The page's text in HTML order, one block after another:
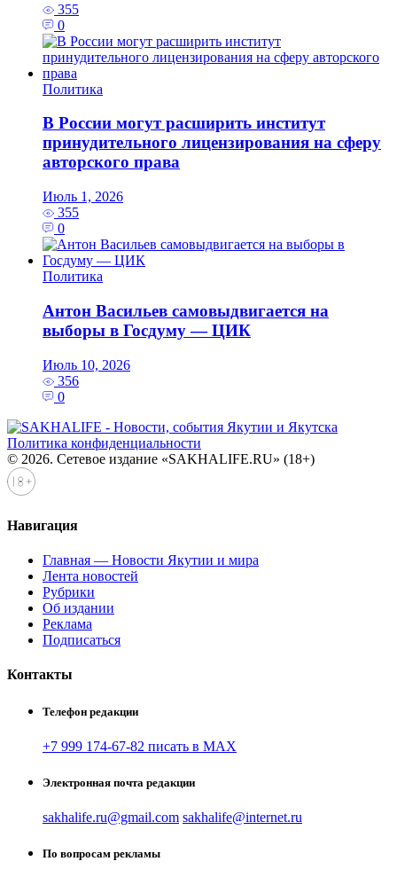
355
0
Политика
В России могут расширить институт
принудительного лицензирования на сферу
авторского права
Июль 1, 2026
355
0
Политика
Антон Васильев самовыдвигается на
выборы в Госдуму — ЦИК
Июль 10, 2026
356
0
Политика конфиденциальности
© 2026. Сетевое издание «SAKHALIFE.RU» (18+)
Навигация
Главная — Новости Якутии и мира
Лента новостей
Рубрики
Об издании
Реклама
Подписаться
Контакты
Телефон редакции
+7 999 174-67-82 писать в MAX
Электронная почта редакции
sakhalife.ru@gmail.com sakhalife@internet.ru
По вопросам рекламы